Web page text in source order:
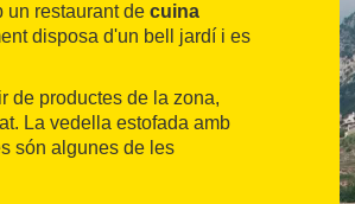
un restaurant de cuina
disposa d'un bell jardí i es
de productes de la zona,
La vedella estofada amb
són algunes de les